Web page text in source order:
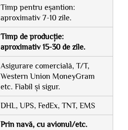
Timp pentru eșantion:
aproximativ 7-10 zile.
Timp de producție:
aproximativ 15-30 de zile.
Asigurare comercială, T/T,
Western Union MoneyGram
etc. Fiabil și sigur.
DHL, UPS, FedEx, TNT, EMS
Prin navă, cu avionul/etc.